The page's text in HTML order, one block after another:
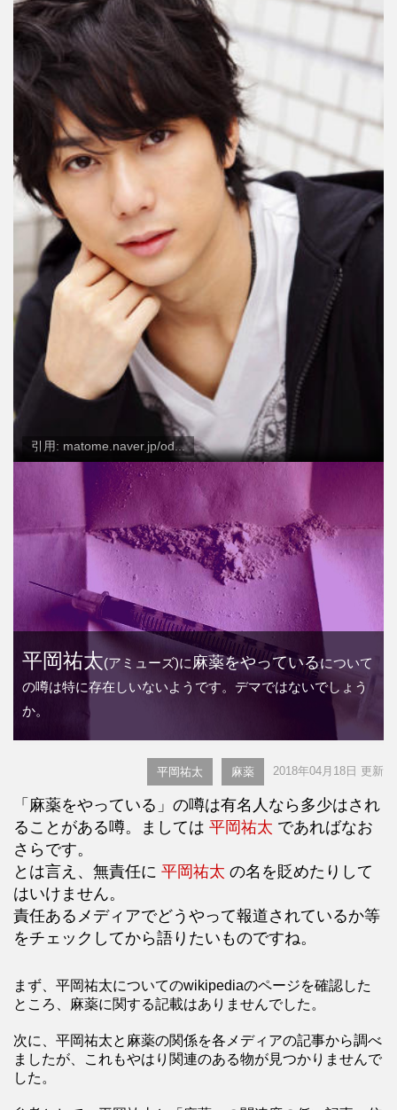
引用: matome.naver.jp/od...
平岡祐太(アミューズ)に 麻薬をやっているについて
の噂は特に存在しいないようです。デマではないでしょう
か。
平岡祐太 麻薬 2018年04月18日 更新
「麻薬をやっている」の噂は有名人なら多少はされ
ることがある噂。ましては 平岡祐太 であればなお
さらです。
とは言え、無責任に 平岡祐太 の名を貶めたりして
はいけません。
責任あるメディアでどうやって報道されているか等
をチェックしてから語りたいものですね。
まず、平岡祐太についてのwikipediaのページを確認した
ところ、麻薬に関する記載はありませんでした。
次に、平岡祐太と麻薬の関係を各メディアの記事から調べ
ましたが、これもやはり関連のある物が見つかりませんで
した。